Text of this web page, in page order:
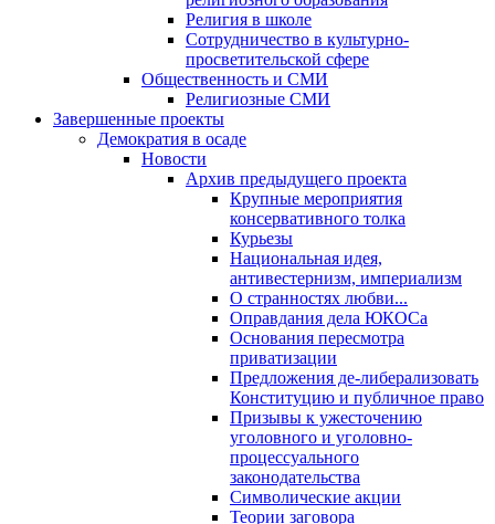
Религия в школе
Сотрудничество в культурно-
просветительской сфере
Общественность и СМИ
Религиозные СМИ
Завершенные проекты
Демократия в осаде
Новости
Архив предыдущего проекта
Крупные мероприятия
консервативного толка
Курьезы
Национальная идея,
антивестернизм, империализм
О странностях любви...
Оправдания дела ЮКОСа
Основания пересмотра
приватизации
Предложения де-либерализовать
Конституцию и публичное право
Призывы к ужесточению
уголовного и уголовно-
процессуального
законодательства
Символические акции
Теории заговора